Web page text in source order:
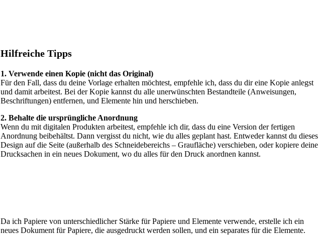
Hilfreiche Tipps
1. Verwende einen Kopie (nicht das Original)
Für den Fall, dass du deine Vorlage erhalten möchtest, empfehle ich, dass du dir eine Kopie anlegst
und damit arbeitest. Bei der Kopie kannst du alle unerwünschten Bestandteile (Anweisungen,
Beschriftungen) entfernen, und Elemente hin und herschieben.
2. Behalte die ursprüngliche Anordnung
Wenn du mit digitalen Produkten arbeitest, empfehle ich dir, dass du eine Version der fertigen
Anordnung beibehältst. Dann vergisst du nicht, wie du alles geplant hast. Entweder kannst du dieses
Design auf die Seite (außerhalb des Schneidebereichs – Graufläche) verschieben, oder kopiere deine
Drucksachen in ein neues Dokument, wo du alles für den Druck anordnen kannst.
Da ich Papiere von unterschiedlicher Stärke für Papiere und Elemente verwende, erstelle ich ein
neues Dokument für Papiere, die ausgedruckt werden sollen, und ein separates für die Elemente.